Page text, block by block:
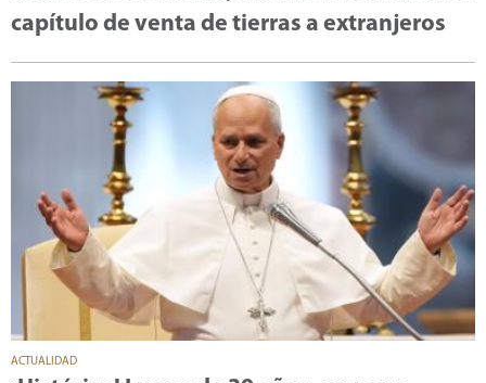
capítulo de venta de tierras a extranjeros
ACTUALIDAD